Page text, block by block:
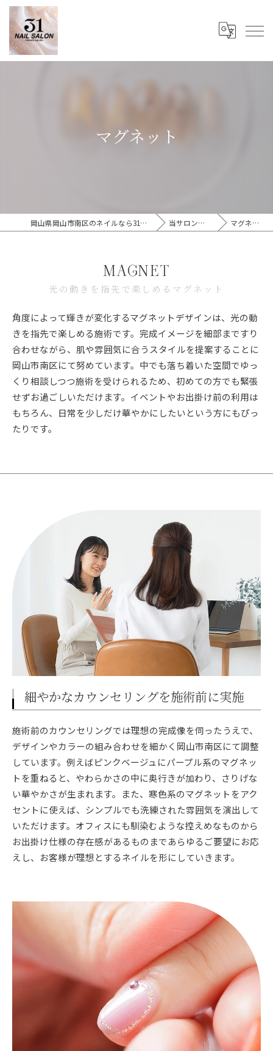
マグネット
岡山県岡山市南区のネイルなら31Nail Salon 当サロンの特徴 マグネット
光の動きを指先で楽しめるマグネット
MAGNET
角度によって輝きが変化するマグネットデザインは、光の動
きを指先で楽しめる施術です。完成イメージを細部まですり
合わせながら、肌や雰囲気に合うスタイルを提案することに
岡山市南区にて努めています。中でも落ち着いた空間でゆっ
くり相談しつつ施術を受けられるため、初めての方でも緊張
せずお過ごしいただけます。イベントやお出掛け前の利用は
もちろん、日常を少しだけ華やかにしたいという方にもぴっ
たりです。
細やかなカウンセリングを施術前に実施
施術前のカウンセリングでは理想の完成像を伺ったうえで、
デザインやカラーの組み合わせを細かく岡山市南区にて調整
しています。例えばピンクベージュにパープル系のマグネッ
トを重ねると、やわらかさの中に奥行きが加わり、さりげな
い華やかさが生まれます。また、寒色系のマグネットをアク
セントに使えば、シンプルでも洗練された雰囲気を演出して
いただけます。オフィスにも馴染むような控えめなものから
お出掛け仕様の存在感があるものまであらゆるご要望にお応
えし、お客様が理想とするネイルを形にしていきます。